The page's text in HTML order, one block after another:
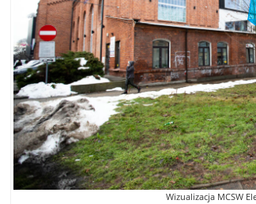
Wizualizacja MCSW